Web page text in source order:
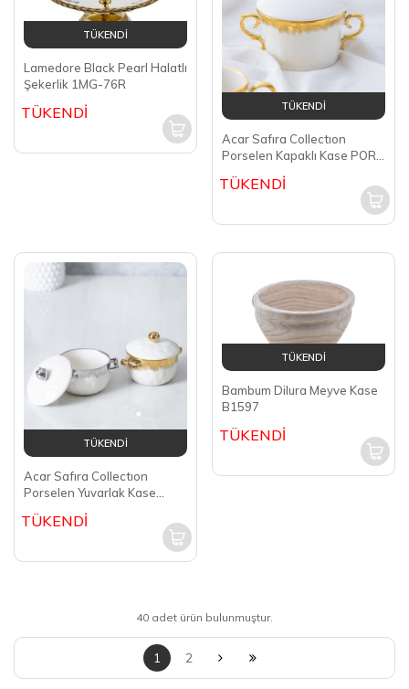
TÜKENDİ
Lamedore Black Pearl Halatlı
Şekerlik 1MG-76R
TÜKENDİ TÜKENDİ
Acar Safıra Collectıon
Porselen Kapaklı Kase PORJ-
TÜKENDİ
TÜKENDİ
Acar Safıra Collectıon
Porselen Yuvarlak Kase
TÜKENDİ
TÜKENDİ
Bambum Dilura Meyve Kase
B1597
TÜKENDİ
40 adet ürün bulunmuştur.
1 2